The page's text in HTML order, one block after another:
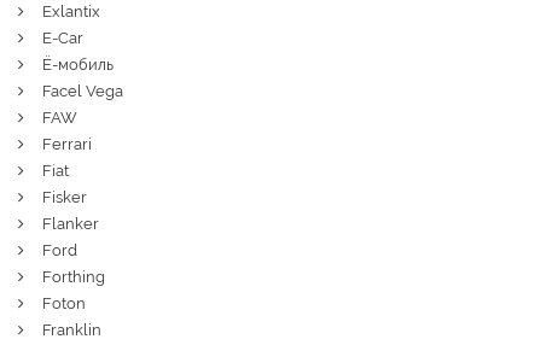
Exlantix
E-Car
Ё-мобиль
Facel Vega
FAW
Ferrari
Fiat
Fisker
Flanker
Ford
Forthing
Foton
Franklin